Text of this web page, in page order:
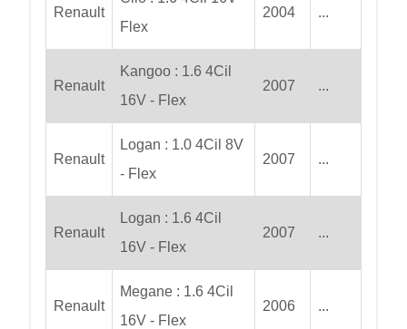
Renault
Flex
2004 ...
Renault
Kangoo : 1.6 4Cil
16V - Flex
2007 ...
Renault
Logan : 1.0 4Cil 8V
- Flex
2007 ...
Renault
Logan : 1.6 4Cil
16V - Flex
2007 ...
Renault
Megane : 1.6 4Cil
16V - Flex
2006 ...